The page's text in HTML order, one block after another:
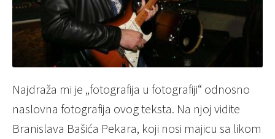
Najdraža mi je „fotografija u fotografiji“ odnosno
naslovna fotografija ovog teksta. Na njoj vidite
Branislava Bašića Pekara, koji nosi majicu sa likom